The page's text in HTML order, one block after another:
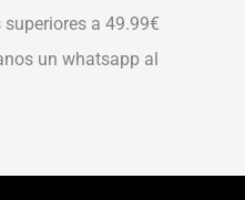
superiores a 49.99€
un whatsapp al